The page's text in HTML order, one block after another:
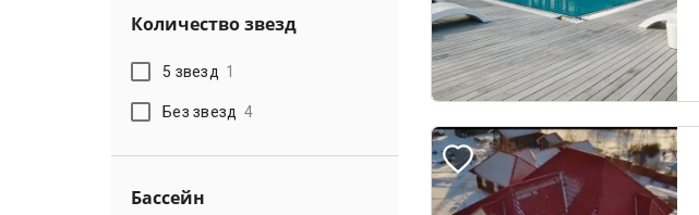
Количество звезд
5 звезд 1
Без звезд 4
Бассейн